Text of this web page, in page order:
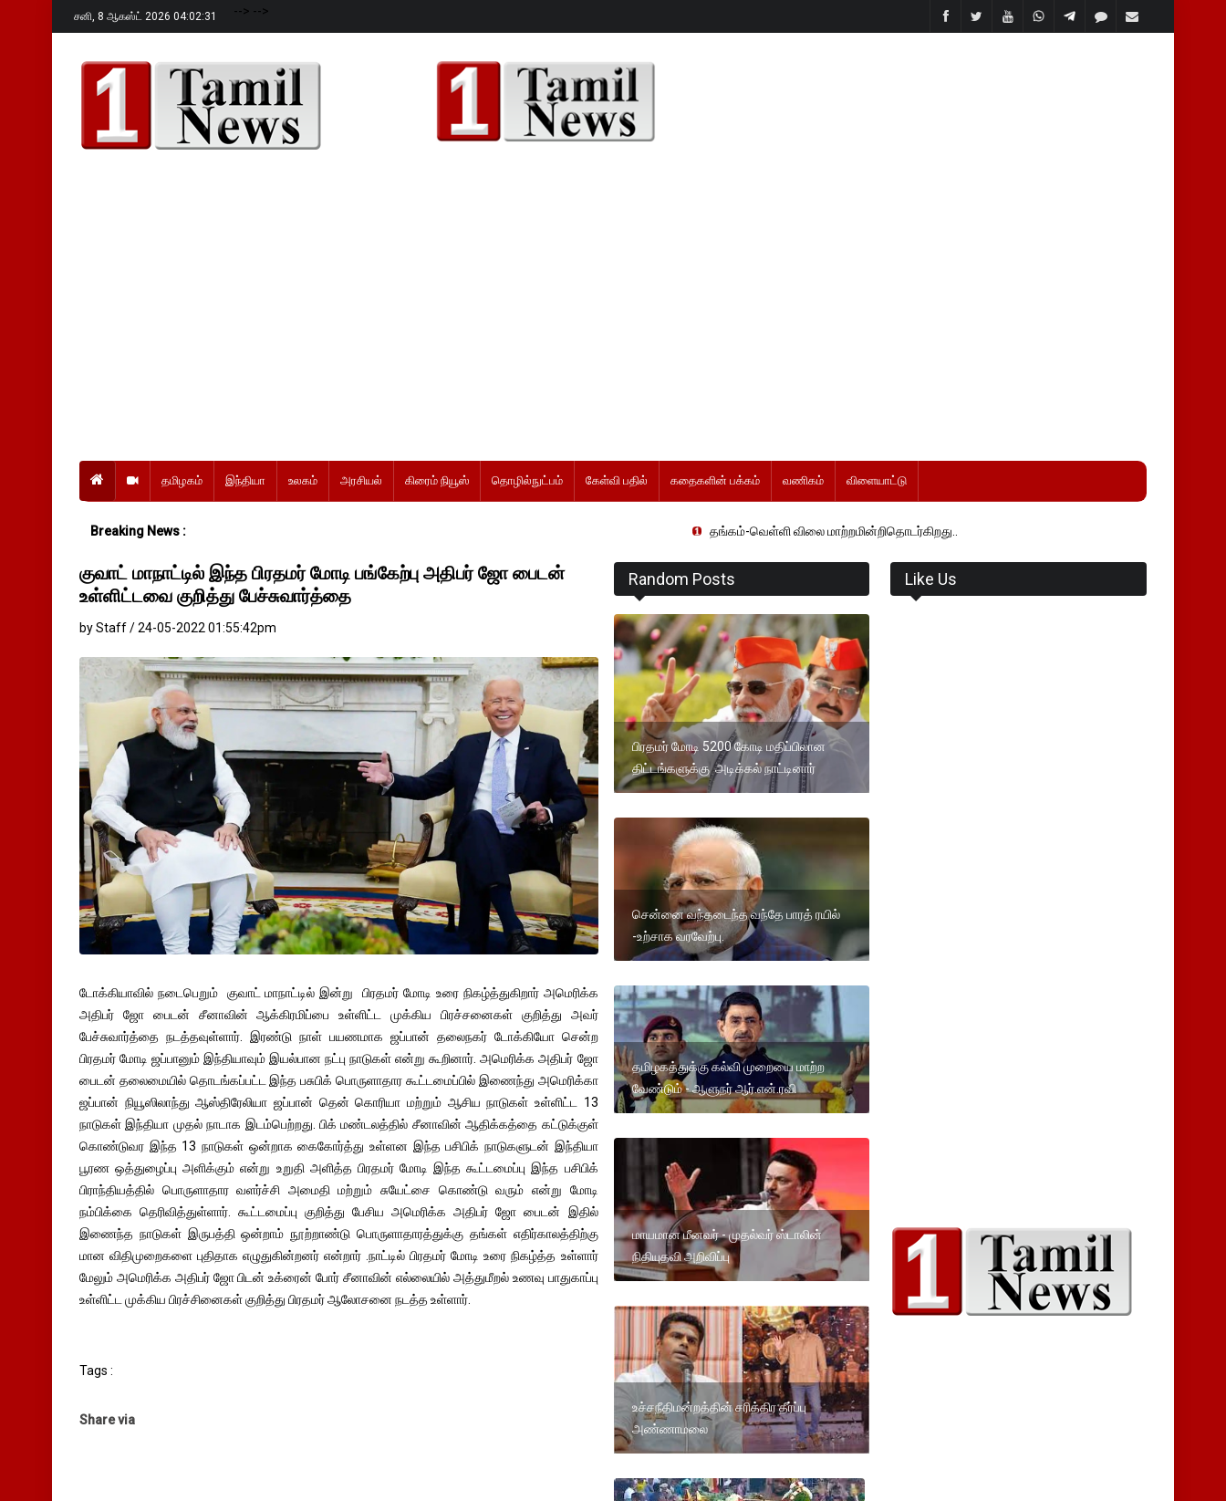
சனி, 8 ஆகஸ்ட் 2026 04:02:32 --> -->
தமிழகம் இந்தியா உலகம் அரசியல் கிரைம் நியூஸ் தொழில்நுட்பம் கேள்வி பதில் கதைகளின் பக்கம் வணிகம் விளையாட்டு
Breaking News : தங்கம்-வெள்ளி விலை மாற்றமின்றிதொடர்கிறது..
குவாட் மாநாட்டில் இந்த பிரதமர் மோடி பங்கேற்பு அதிபர் ஜோ பைடன்
உள்ளிட்டவை குறித்து பேச்சுவார்த்தை
by Staff / 24-05-2022 01:55:42pm
டோக்கியாவில் நடைபெறும் குவாட் மாநாட்டில் இன்று பிரதமர் மோடி உரை நிகழ்த்துகிறார் அமெரிக்க
அதிபர் ஜோ பைடன் சீனாவின் ஆக்கிரமிப்பை உள்ளிட்ட முக்கிய பிரச்சனைகள் குறித்து அவர்
பேச்சுவார்த்தை நடத்தவுள்ளார். இரண்டு நாள் பயணமாக ஜப்பான் தலைநகர் டோக்கியோ சென்ற
பிரதமர் மோடி ஜப்பானும் இந்தியாவும் இயல்பான நட்பு நாடுகள் என்று கூறினார். அமெரிக்க அதிபர் ஜோ
பைடன் தலைமையில் தொடங்கப்பட்ட இந்த பசுபிக் பொருளாதார கூட்டமைப்பில் இணைந்து அமெரிக்கா
ஜப்பான் நியூஸிலாந்து ஆஸ்திரேலியா ஜப்பான் தென் கொரியா மற்றும் ஆசிய நாடுகள் உள்ளிட்ட 13
நாடுகள் இந்தியா முதல் நாடாக இடம்பெற்றது. பிக் மண்டலத்தில் சீனாவின் ஆதிக்கத்தை கட்டுக்குள்
கொண்டுவர இந்த 13 நாடுகள் ஒன்றாக கைகோர்த்து உள்ளன இந்த பசிபிக் நாடுகளுடன் இந்தியா
பூரண ஒத்துழைப்பு அளிக்கும் என்று உறுதி அளித்த பிரதமர் மோடி இந்த கூட்டமைப்பு இந்த பசிபிக்
பிராந்தியத்தில் பொருளாதார வளர்ச்சி அமைதி மற்றும் சுயேட்சை கொண்டு வரும் என்று மோடி
நம்பிக்கை தெரிவித்துள்ளார். கூட்டமைப்பு குறித்து பேசிய அமெரிக்க அதிபர் ஜோ பைடன் இதில்
இணைந்த நாடுகள் இருபத்தி ஒன்றாம் நூற்றாண்டு பொருளாதாரத்துக்கு தங்கள் எதிர்காலத்திற்கு
மான விதிமுறைகளை புதிதாக எழுதுகின்றனர் என்றார் .நாட்டில் பிரதமர் மோடி உரை நிகழ்த்த உள்ளார்
மேலும் அமெரிக்க அதிபர் ஜோ பிடன் உக்ரைன் போர் சீனாவின் எல்லையில் அத்துமீறல் உணவு பாதுகாப்பு
உள்ளிட்ட முக்கிய பிரச்சினைகள் குறித்து பிரதமர் ஆலோசனை நடத்த உள்ளார்.
Tags :
Share via
Random Posts
பிரதமர் மோடி 5200 கோடி மதிப்பிலான
திட்டங்களுக்கு அடிக்கல் நாட்டினார்
சென்னை வந்தடைந்த வந்தே பாரத் ரயில்
-உற்சாக வரவேற்பு.
தமிழகத்துக்கு கல்வி முறையை மாற்ற
வேண்டும் - ஆளுநர் ஆர்.என்.ரவி
மாயமான மீனவர் - முதல்வர் ஸ்டாலின்
நிதியுதவி அறிவிப்பு
உச்சநீதிமன்றத்தின் சரித்திர தீர்ப்பு
அண்ணாமலை
Like Us